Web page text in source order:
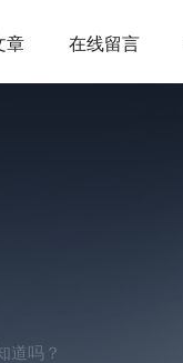
章 在线留言
道吗？